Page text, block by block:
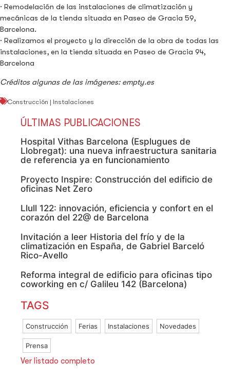
· Remodelación de las instalaciones de climatización y
mecánicas de la tienda situada en Paseo de Gracia 59,
Barcelona.
· Realizamos el proyecto y la dirección de la obra de todas las
instalaciones, en la tienda situada en Paseo de Gracia 94,
Barcelona
Créditos algunas de las imágenes: empty.es
Construcción | Instalaciones
ÚLTIMAS PUBLICACIONES
Hospital Vithas Barcelona (Esplugues de
Llobregat): una nueva infraestructura sanitaria
de referencia ya en funcionamiento
Proyecto Inspire: Construcción del edificio de
oficinas Net Zero
Llull 122: innovación, eficiencia y confort en el
corazón del 22@ de Barcelona
Invitación a leer Historia del frío y de la
climatización en España, de Gabriel Barceló
Rico-Avello
Reforma integral de edificio para oficinas tipo
coworking en c/ Galileu 142 (Barcelona)
TAGS
Construcción Ferias Instalaciones Novedades
Prensa
Ver listado completo